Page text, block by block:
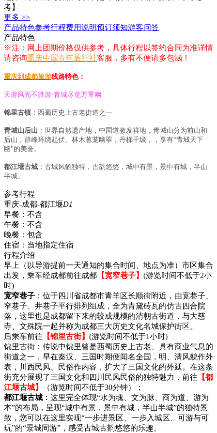
考】
更多 >>
产品特色参考行程费用说明预订须知游客问答
产品特色
※注：网上团期价格仅供参考，具体行程以签约合同为准详情
请咨询重庆中国青年旅行社客服，多有不便请多包涵！
重庆到成都旅游线路特色：
天府风光不胜游·青城尽览万重幽
锦里古镇 ：西蜀历史上古老街道之一
青城山后山 ：世界自然遗产地，中国道教发祥地，青城山分为前山和
后山，群峰环绕起伏、林木葱茏幽翠，丹梯千级，，享有“青城天下
幽”的美誉。
都江堰古城 ：古城风貌独特，古韵悠悠，城中有景，景中有城，半山
半城。
参考行程
重庆-成都-都江堰D1
早餐： 不含
午餐： 不含
晚餐： 包含
住宿： 当地指定住宿
行程介绍
早上（以导游提前一天通知的集合时间、地点为准）市区集合
出发，乘车经成都前往成都 【宽窄巷子】 (游览时间不低于2小
时)
宽窄巷子 ：位于四川省成都市青羊区长顺街附近，由宽巷子、
窄巷子、井巷子平行排列组成，全为青黛砖瓦的仿古四合院
落，这里也是成都留下来的较成规模的清朝古街道，与大慈
寺、文殊院一起并称为成都三大历史文化名城保护街区。
后乘车前往 【锦里古街】 (游览时间不低于1小时)
锦里古街：传说中锦里曾是西蜀历史上古老、具有商业气息的
街道之一，早在秦汉、三国时期便闻名全国，明、清风貌作外
表，川西民风、民俗作内容，扩大了三国文化的外延。在这条
街充分展现了三国文化和四川民风民俗的独特魅力，前往 【都
江堰古城】
（游览时间不低于30分钟）；
都江堰古城 ：这里完全体现“水为魂、文为脉、商为道、游为
本”的布局，呈现“城中有景，景中有城，半山半城”的独特景
致，您可以在这里实现“一步进景区、一步入城区、可游与可
玩”的“景城同游”，感受古城古韵悠悠的乐趣。